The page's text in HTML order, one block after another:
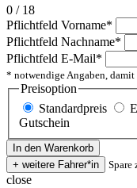
0 / 18
Pflichtfeld Vorname*
Pflichtfeld Nachname*
Pflichtfeld E-Mail*
* notwendige Angaben,
Preisoption
Standardpreis
Gutschein
Spare
close